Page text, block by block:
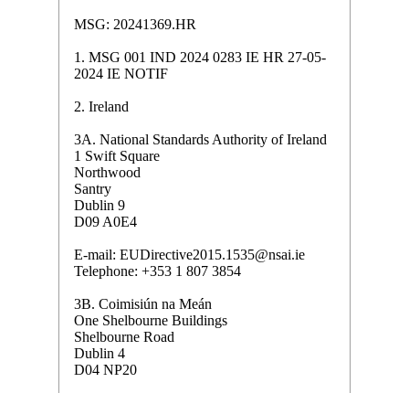
MSG: 20241369.HR
1. MSG 001 IND 2024 0283 IE HR 27-05-
2024 IE NOTIF
2. Ireland
3A. National Standards Authority of Ireland
1 Swift Square
Northwood
Santry
Dublin 9
D09 A0E4
E-mail: EUDirective2015.1535@nsai.ie
Telephone: +353 1 807 3854
3B. Coimisiún na Meán
One Shelbourne Buildings
Shelbourne Road
Dublin 4
D04 NP20